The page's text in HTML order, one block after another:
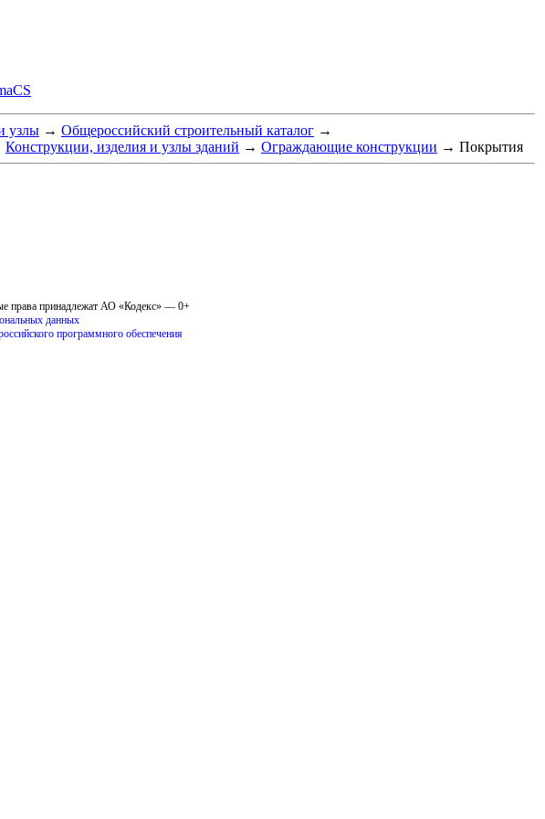
узлы → Общероссийский строительный каталог →
Конструкции, изделия и узлы зданий → Ограждающие конструкции → Покрытия
права принадлежат АО «Кодекс» — 0+
данных
программного обеспечения